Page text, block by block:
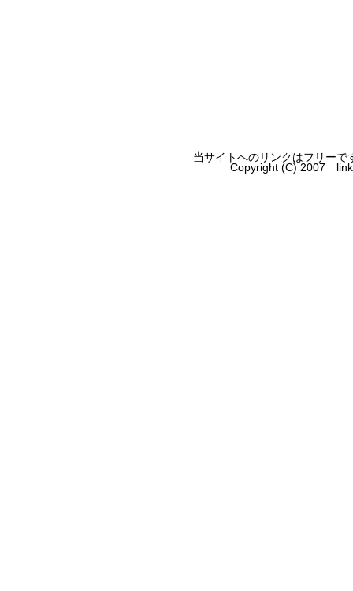
当サイトへのリンクはフリー
Copyright (C) 2007